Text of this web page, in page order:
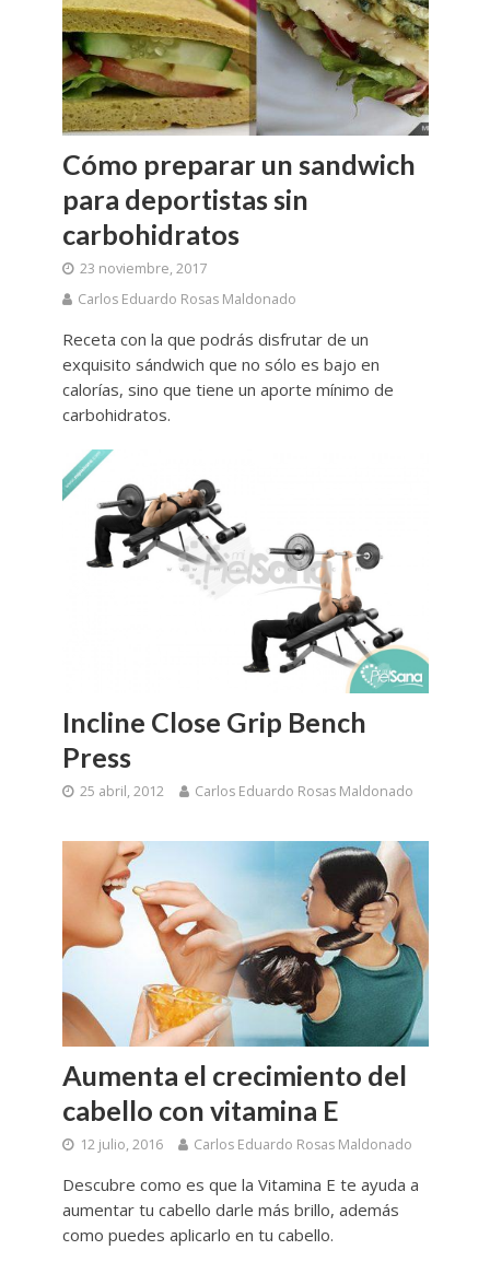
Cómo preparar un sandwich
para deportistas sin
carbohidratos
23 noviembre, 2017
Carlos Eduardo Rosas Maldonado
Receta con la que podrás disfrutar de un
exquisito sándwich que no sólo es bajo en
calorías, sino que tiene un aporte mínimo de
carbohidratos.
Incline Close Grip Bench
Press
25 abril, 2012 Carlos Eduardo Rosas Maldonado
Aumenta el crecimiento del
cabello con vitamina E
12 julio, 2016 Carlos Eduardo Rosas Maldonado
Descubre como es que la Vitamina E te ayuda a
aumentar tu cabello darle más brillo, además
como puedes aplicarlo en tu cabello.